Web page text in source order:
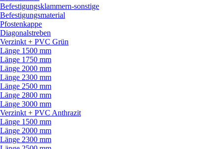
Befestigungsklammern-sonstige
Befestigungsmaterial
Pfostenkappe
Diagonalstreben
Verzinkt + PVC Grün
Länge 1500 mm
Länge 1750 mm
Länge 2000 mm
Länge 2300 mm
Länge 2500 mm
Länge 2800 mm
Länge 3000 mm
Verzinkt + PVC Anthrazit
Länge 1500 mm
Länge 2000 mm
Länge 2300 mm